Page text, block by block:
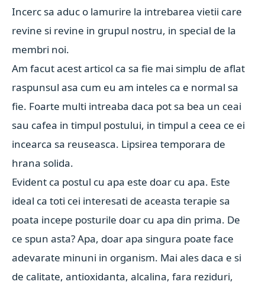
Incerc sa aduc o lamurire la intrebarea vietii care
revine si revine in grupul nostru, in special de la
membri noi.
Am facut acest articol ca sa fie mai simplu de aflat
raspunsul asa cum eu am inteles ca e normal sa
fie. Foarte multi intreaba daca pot sa bea un ceai
sau cafea in timpul postului, in timpul a ceea ce ei
incearca sa reuseasca. Lipsirea temporara de
hrana solida.
Evident ca postul cu apa este doar cu apa. Este
ideal ca toti cei interesati de aceasta terapie sa
poata incepe posturile doar cu apa din prima. De
ce spun asta? Apa, doar apa singura poate face
adevarate minuni in organism. Mai ales daca e si
de calitate, antioxidanta, alcalina, fara reziduri,